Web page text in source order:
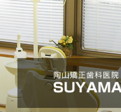
コ
ン
ン
ツ
ス
キ